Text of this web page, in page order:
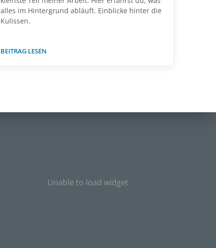
alles im Hintergrund abläuft. Einblicke hinter die
Kulissen.
BEITRAG LESEN
Unable to load widget